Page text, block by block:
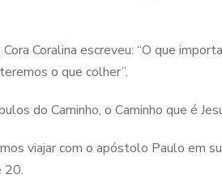
Coralina escreveu: “O que
o que colher”.
do Caminho, o Caminho que é
viajar com o apóstolo Paulo em
20.